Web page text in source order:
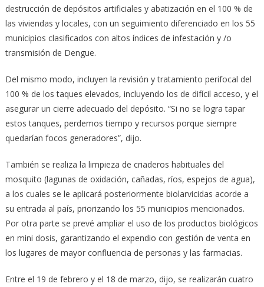
destrucción de depósitos artificiales y abatización en el 100 % de
las viviendas y locales, con un seguimiento diferenciado en los 55
municipios clasificados con altos índices de infestación y /o
transmisión de Dengue.
Del mismo modo, incluyen la revisión y tratamiento perifocal del
100 % de los taques elevados, incluyendo los de difícil acceso, y el
asegurar un cierre adecuado del depósito. “Si no se logra tapar
estos tanques, perdemos tiempo y recursos porque siempre
quedarían focos generadores”, dijo.
También se realiza la limpieza de criaderos habituales del
mosquito (lagunas de oxidación, cañadas, ríos, espejos de agua),
a los cuales se le aplicará posteriormente biolarvicidas acorde a
su entrada al país, priorizando los 55 municipios mencionados.
Por otra parte se prevé ampliar el uso de los productos biológicos
en mini dosis, garantizando el expendio con gestión de venta en
los lugares de mayor confluencia de personas y las farmacias.
Entre el 19 de febrero y el 18 de marzo, dijo, se realizarán cuatro